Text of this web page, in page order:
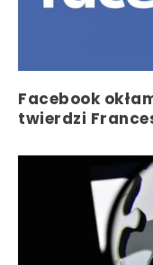
Facebook
twierdzi